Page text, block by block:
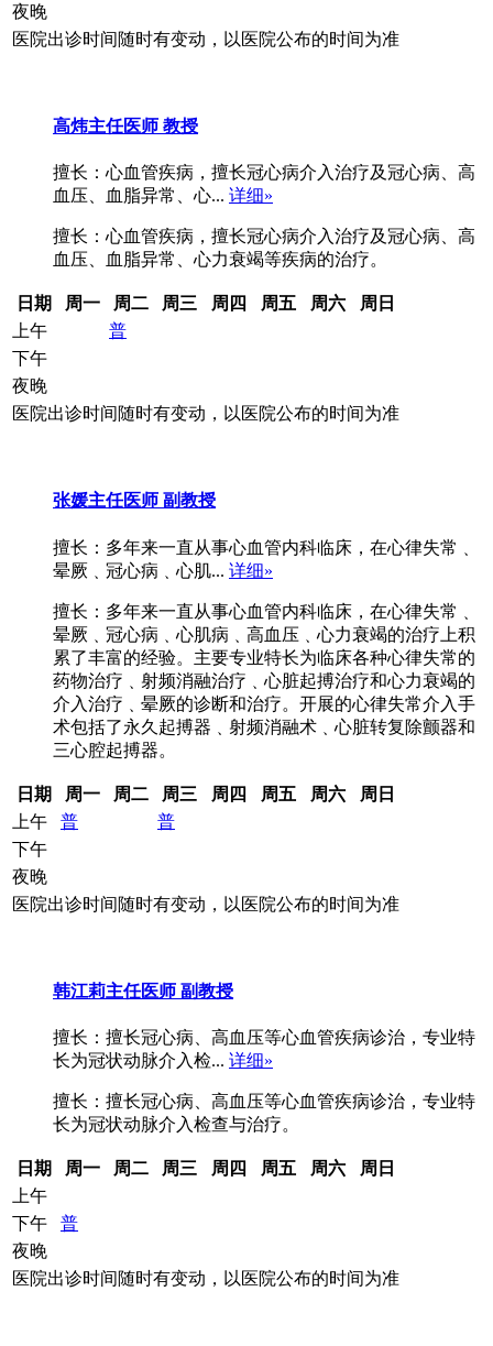
夜晚
医院出诊时间随时有变动，以医院公布的时间为准
高炜主任医师 教授
擅长：心血管疾病，擅长冠心病介入治疗及冠心病、高
血压、血脂异常、心... 详细»
擅长：心血管疾病，擅长冠心病介入治疗及冠心病、高
血压、血脂异常、心力衰竭等疾病的治疗。
日期 周一 周二 周三 周四 周五 周六
周日
上午
普
下午
夜晚
医院出诊时间随时有变动，以医院公布的时间为准
张媛主任医师 副教授
擅长：多年来一直从事心血管内科临床，在心律失常﹑
晕厥﹑冠心病﹑心肌... 详细»
擅长：多年来一直从事心血管内科临床，在心律失常﹑
晕厥﹑冠心病﹑心肌病﹑高血压﹑心力衰竭的治疗上积
累了丰富的经验。主要专业特长为临床各种心律失常的
药物治疗﹑射频消融治疗﹑心脏起搏治疗和心力衰竭的
介入治疗﹑晕厥的诊断和治疗。开展的心律失常介入手
术包括了永久起搏器﹑射频消融术﹑心脏转复除颤器和
三心腔起搏器。
日期 周一 周二 周三 周四 周五 周六
周日
上午
普
普
下午
夜晚
医院出诊时间随时有变动，以医院公布的时间为准
韩江莉主任医师 副教授
擅长：擅长冠心病、高血压等心血管疾病诊治，专业特
长为冠状动脉介入检... 详细»
擅长：擅长冠心病、高血压等心血管疾病诊治，专业特
长为冠状动脉介入检查与治疗。
日期 周一 周二 周三 周四 周五 周六
周日
上午
下午
普
夜晚
医院出诊时间随时有变动，以医院公布的时间为准